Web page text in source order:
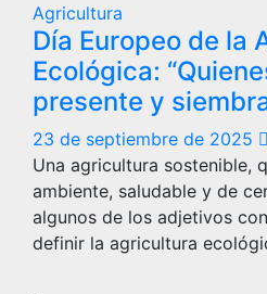
Agricultura
Día Europeo de la
Ecológica:
presente y
23 de septiembre de 2025
Una agricultura sostenible,
ambiente, saludable y de
algunos de los adjetivos
definir la agricultura